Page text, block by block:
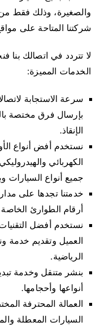
والصغيرة، وذلك فقط من
شركتنا المتاحة على
لا تتردد في اتصالك بنا
الخدمات المميزة:
سرعة الاستجابة
بإرسال فرق مختصة
الإنقاذ.
نستخدم أفض أنواع
الكهربائي
جميع أنواع السيارات
خدمتنا تجدها على
أرقام الطوارئ
نستخدم أفضل
العميل وتقديم خدمة
الرياضية.
بنشر متنقل وخدمة
أنواعها وأحجامها.
العمالة المحترفة
السيارات المعطلة